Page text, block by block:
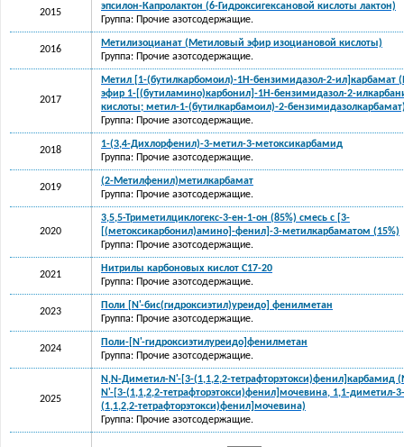
2015
эпсилон-Капролактон (6-Гидроксигексановой кислоты лактон)
Группа: Прочие азотсодержащие.
2016
Метилизоцианат (Метиловый эфир изоциановой кислоты)
Группа: Прочие азотсодержащие.
2017
Метил [1-(бутилкарбомоил)-1Н-бензимидазол-2-ил]карбамат
эфир 1-[(бутиламино)карбонил]-1Н-бензимидазол-2-
кислоты; метил-1-(бутилкарбамоил)-2-
Группа: Прочие азотсодержащие.
2018
1-(3,4-Дихлорфенил)-3-метил-3-метоксикарбамид
Группа: Прочие азотсодержащие.
2019
(2-Метилфенил)метилкарбамат
Группа: Прочие азотсодержащие.
2020
3,5,5-Триметилциклогекс-3-ен-1-он (85%) смесь с [3-
[(метоксикарбонил)амино]-фенил]-3-метилкарбаматом (15%)
Группа: Прочие азотсодержащие.
2021
Нитрилы карбоновых кислот C17-20
Группа: Прочие азотсодержащие.
2023
Поли [N'-бис(гидроксиэтил)уреидо] фенилметан
Группа: Прочие азотсодержащие.
2024
Поли-[N'-гидроксиэтилуреидо]фенилметан
Группа: Прочие азотсодержащие.
2025
N,N-Диметил-N'-[3-(1,1,2,2-тетрафторэтокси)фенил]карбамид
N'-[3-(1,1,2,2-тетрафторэтокси)фенил]мочевина, 1,1-диметил-
(1,1,2,2-тетрафторэтокси)фенил]мочевина)
Группа: Прочие азотсодержащие.